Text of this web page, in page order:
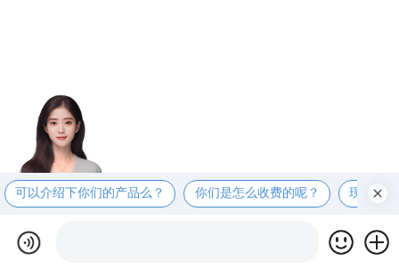
可以介绍下你们的产品么？ 你们是怎么收费的呢？ 现在有